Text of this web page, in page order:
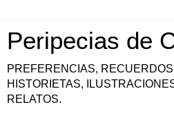
Peripecias de
PREFERENCIAS,
HISTORIETAS,
RELATOS.